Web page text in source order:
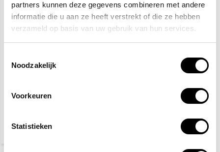
partners kunnen deze gegevens combineren met andere
informatie die u aan ze heeft verstrekt of die ze hebben
verzameld op basis van uw gebruik van hun services.
Noodzakelijk
Voorkeuren
Statistieken
Infra-rood contactloze
Vandaag besteld, dinsdag